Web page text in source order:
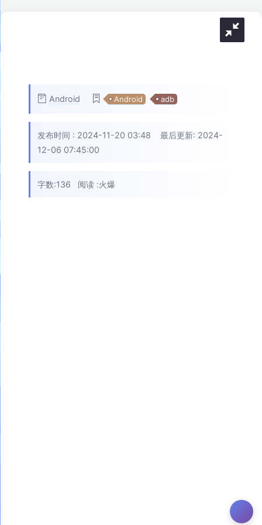
Android Android adb
发布时间 : 2024-11-20 03:48 最后更新: 2024-
12-06 07:45:00
字数:136 阅读 :火爆